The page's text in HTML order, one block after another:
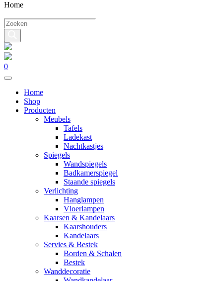
Home
Producten
zoeken
0
Home
Shop
Producten
Meubels
Tafels
Ladekast
Nachtkastjes
Spiegels
Wandspiegels
Badkamerspiegel
Staande spiegels
Verlichting
Hanglampen
Vloerlampen
Kaarsen & Kandelaars
Kaarshouders
Kandelaars
Servies & Bestek
Borden & Schalen
Bestek
Wanddecoratie